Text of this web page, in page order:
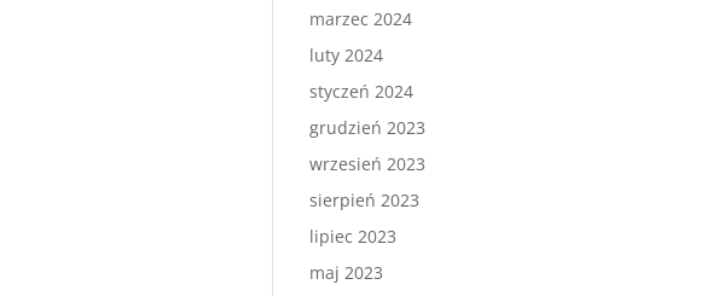
marzec 2024
luty 2024
styczeń 2024
grudzień 2023
wrzesień 2023
sierpień 2023
lipiec 2023
maj 2023